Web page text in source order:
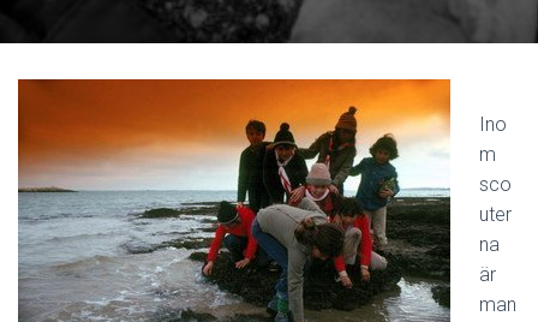
Ino
m
sco
uter
na
är
man